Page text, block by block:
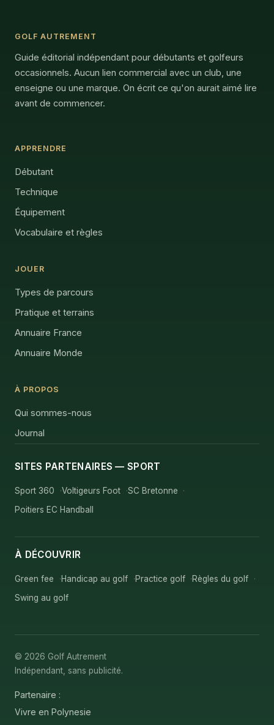
GOLF AUTREMENT
Guide éditorial indépendant pour débutants et golfeurs
occasionnels. Aucun lien commercial avec un club, une
enseigne ou une marque. On écrit ce qu'on aurait aimé lire
avant de commencer.
APPRENDRE
Débutant
Technique
Équipement
Vocabulaire et règles
JOUER
Types de parcours
Pratique et terrains
Annuaire France
Annuaire Monde
À PROPOS
Qui sommes-nous
Journal
SITES PARTENAIRES — SPORT
Sport 360 Voltigeurs Foot
SC Bretonne
Poitiers EC Handball
À DÉCOUVRIR
Green fee Handicap au golf Practice golf
Règles du golf
Swing au golf
© 2026 Golf Autrement
Indépendant, sans publicité.
Partenaire :
Vivre en Polynesie